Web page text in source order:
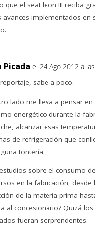
que el seat leon III reciba
avances implementados en
Picada el 24 Ago 2012 a
sabe a poco.
lado me lleva a pensar en
energético durante la
alcanzar esas
de refrigeración que
tontería.
sobre el consumo
en la fabricación, desde
de la materia prima
al concesionario? Quizá los
fueran sorprendentes.